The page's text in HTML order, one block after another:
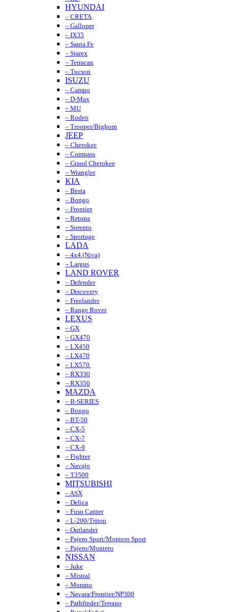
HYUNDAI
– CRETA
– Galloper
– IX35
– Santa Fe
– Starex
– Terracan
– Tucson
ISUZU
– Campo
– D-Max
– MU
– Rodeo
– Trooper/Bighorn
JEEP
– Cherokee
– Compass
– Grand Cherokee
– Wrangler
KIA
– Besta
– Bongo
– Frontier
– Retona
– Sorento
– Sportage
LADA
– 4x4 (Niva)
– Largus
LAND ROVER
– Defender
– Discovery
– Freelander
– Range Rover
LEXUS
– GX
– GX470
– LX450
– LX470
– LX570
– RX330
– RX350
MAZDA
– B-SERIES
– Bongo
– BT-50
– CX-5
– CX-7
– CX-9
– Fighter
– Navajo
– T3500
MITSUBISHI
– ASX
– Delica
– Fuso Canter
– L-200/Triton
– Outlander
– Pajero Sport/Montero Sport
– Pajero/Montero
NISSAN
– Juke
– Mistral
– Murano
– Navara/Frontier/NP300
– Pathfinder/Terrano